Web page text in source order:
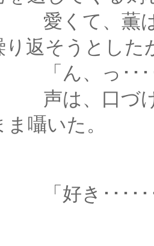
薫は首を伸
り返そうとし
･･････
けで阻ま
囁いた。
･･････